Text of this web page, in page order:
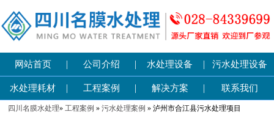
网站首页 | 公司介绍 | 水处理设备 | 污水处理设备
水处理耗材 | 工程案例 | 解决方案 | 联系我们
四川名膜水处理»工程案例 »污水处理案例 » 泸州市合江县污水处理项目